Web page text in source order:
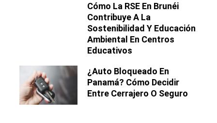
Cómo La RSE En Brunéi
Contribuye A La
Sostenibilidad Y Educación
Ambiental En Centros
Educativos
¿Auto Bloqueado En
Panamá? Cómo Decidir
Entre Cerrajero O Seguro